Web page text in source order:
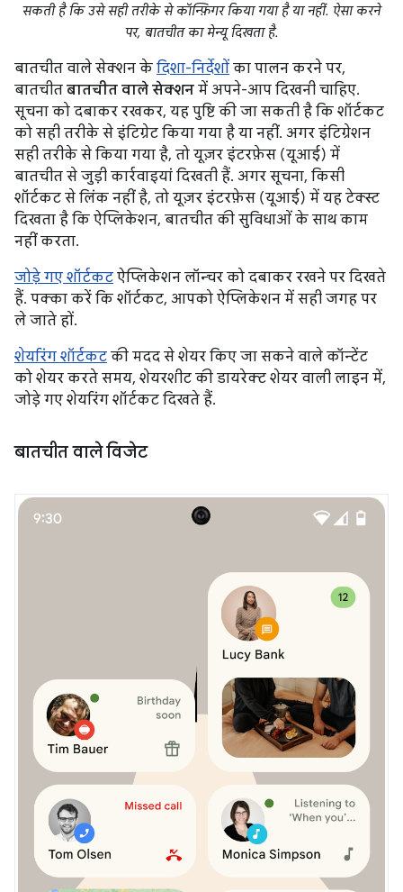
सकती है कि उसे सही तरीके से कॉन्फ़िगर किया गया है या नहीं. ऐसा करने
पर, बातचीत का मेन्यू दिखता है.
बातचीत वाले सेक्शन के दिशा-निर्देशों का पालन करने पर,
बातचीत बातचीत वाले सेक्शन में अपने-आप दिखनी चाहिए.
सूचना को दबाकर रखकर, यह पुष्टि की जा सकती है कि शॉर्टकट
को सही तरीके से इंटिग्रेट किया गया है या नहीं. अगर इंटिग्रेशन
सही तरीके से किया गया है, तो यूज़र इंटरफ़ेस (यूआई) में
बातचीत से जुड़ी कार्रवाइयां दिखती हैं. अगर सूचना, किसी
शॉर्टकट से लिंक नहीं है, तो यूज़र इंटरफ़ेस (यूआई) में यह टेक्स्ट
दिखता है कि ऐप्लिकेशन, बातचीत की सुविधाओं के साथ काम
नहीं करता.
जोड़े गए शॉर्टकट ऐप्लिकेशन लॉन्चर को दबाकर रखने पर दिखते
हैं. पक्का करें कि शॉर्टकट, आपको ऐप्लिकेशन में सही जगह पर
ले जाते हों.
शेयरिंग शॉर्टकट की मदद से शेयर किए जा सकने वाले कॉन्टेंट
को शेयर करते समय, शेयरशीट की डायरेक्ट शेयर वाली लाइन में,
जोड़े गए शेयरिंग शॉर्टकट दिखते हैं.
बातचीत वाले विजेट